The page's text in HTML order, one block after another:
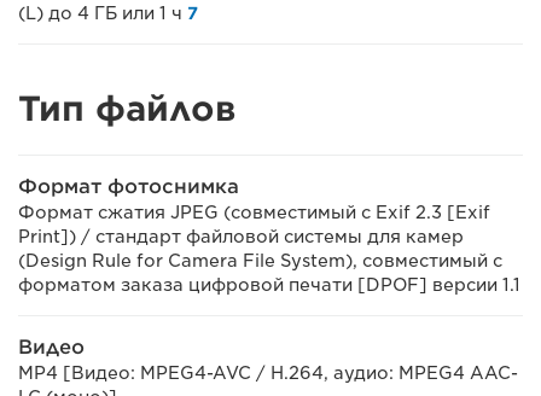
(L) до 4 ГБ или 1 ч 7
Тип файлов
Формат фотоснимка
Формат сжатия JPEG (совместимый с Exif 2.3 [Exif
Print]) / стандарт файловой системы для камер
(Design Rule for Camera File System), совместимый с
форматом заказа цифровой печати [DPOF] версии 1.1
Видео
MP4 [Видео: MPEG4-AVC / H.264, аудио: MPEG4 AAC-